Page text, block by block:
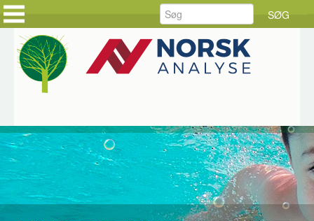
FORSIDE
PRODUKTER
LØSNINGER
FORSIDE
KUNDEHISTORIER
DOWNLOAD
JOB HOS CKE
OM CKE
KONTAKT OS